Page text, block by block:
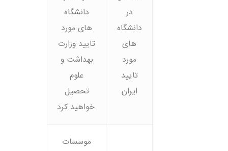
دانشگاه
های مورد
تایید وزارت
بهداشت و
علوم
تحصیل
خواهید کرد.
در
دانشگاه
های
مورد
تایید
ایران
موسسات